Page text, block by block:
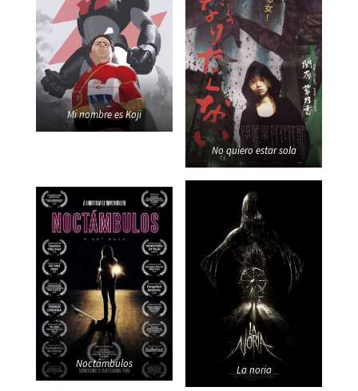
Mi nombre es Koji
No quiero estar sola
Noctámbulos
La noria